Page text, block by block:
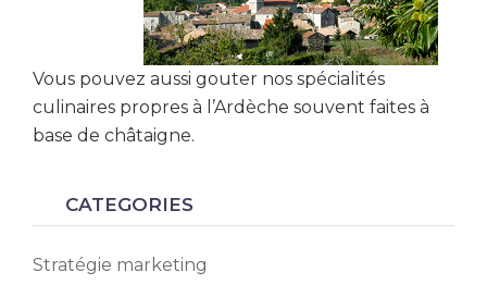
Vous pouvez aussi gouter nos spécialités
culinaires propres à l’Ardèche souvent faites à
base de châtaigne.
CATEGORIES
Stratégie marketing